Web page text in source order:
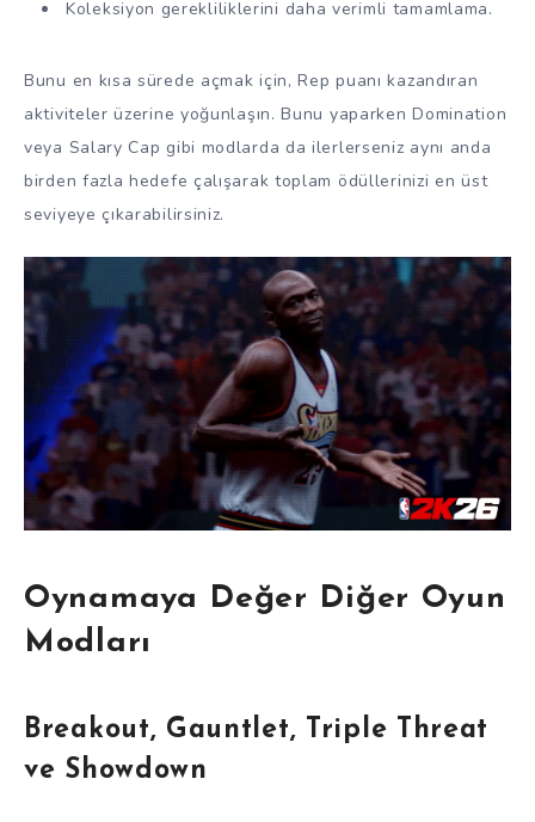
Koleksiyon gerekliliklerini daha verimli tamamlama.
Bunu en kısa sürede açmak için, Rep puanı kazandıran
aktiviteler üzerine yoğunlaşın. Bunu yaparken Domination
veya Salary Cap gibi modlarda da ilerlerseniz aynı anda
birden fazla hedefe çalışarak toplam ödüllerinizi en üst
seviyeye çıkarabilirsiniz.
Oynamaya Değer Diğer Oyun
Modları
Breakout, Gauntlet, Triple Threat
ve Showdown